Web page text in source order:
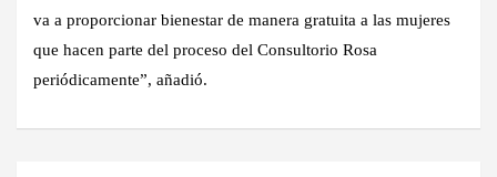
va a proporcionar bienestar de manera gratuita a las mujeres
que hacen parte del proceso del Consultorio Rosa
periódicamente”, añadió.